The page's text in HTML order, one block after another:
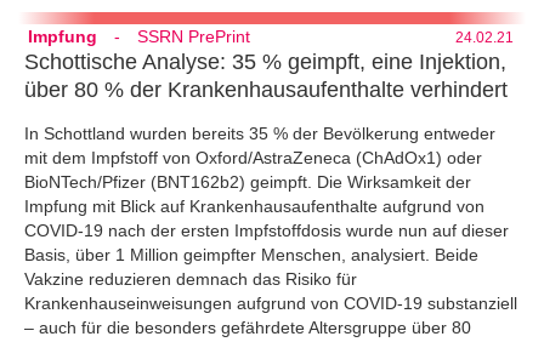
Impfung - SSRN PrePrint 24.02.21
Schottische Analyse: 35 % geimpft, eine Injektion,
über 80 % der Krankenhausaufenthalte verhindert
In Schottland wurden bereits 35 % der Bevölkerung entweder
mit dem Impfstoff von Oxford/AstraZeneca (ChAdOx1) oder
BioNTech/Pfizer (BNT162b2) geimpft. Die Wirksamkeit der
Impfung mit Blick auf Krankenhausaufenthalte aufgrund von
COVID-19 nach der ersten Impfstoffdosis wurde nun auf dieser
Basis, über 1 Million geimpfter Menschen, analysiert. Beide
Vakzine reduzieren demnach das Risiko für
Krankenhauseinweisungen aufgrund von COVID-19 substanziell
– auch für die besonders gefährdete Altersgruppe über 80